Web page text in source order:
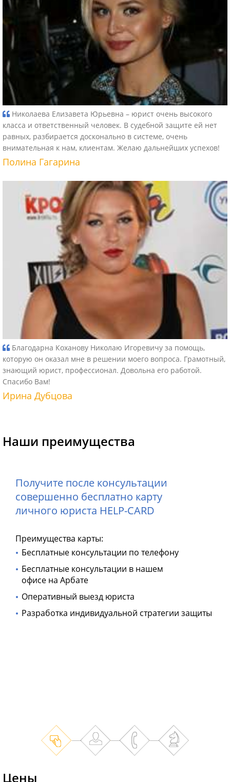
Николаева Елизавета Юрьевна – юрист очень высокого
класса и ответственный человек. В судебной защите ей нет
равных, разбирается досконально в системе, очень
внимательная к нам, клиентам. Желаю дальнейших успехов!
Полина Гагарина
Благодарна Коханову Николаю Игоревичу за помощь,
которую он оказал мне в решении моего вопроса. Грамотный,
знающий юрист, профессионал. Довольна его работой.
Спасибо Вам!
Ирина Дубцова
Наши преимущества
Получите после консультации
совершенно бесплатно карту
личного юриста HELP-CARD
Преимущества карты:
Бесплатные консультации по телефону
Бесплатные консультации в нашем
офисе на Арбате
Оперативный выезд юриста
Разработка индивидуальной стратегии защиты
Цены